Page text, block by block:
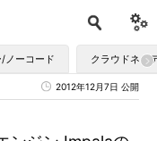
/ノーコード クラウドネイ
2012年12月7日 公開